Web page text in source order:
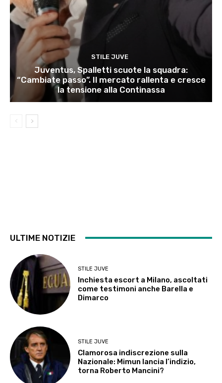
STILE JUVE
Juventus, Spalletti scuote la squadra:
“Cambiate passo”. Il mercato rallenta e cresce
la tensione alla Continassa
ULTIME NOTIZIE
STILE JUVE
Inchiesta escort a Milano, ascoltati
come testimoni anche Barella e
Dimarco
STILE JUVE
Clamorosa indiscrezione sulla
Nazionale: Mimun lancia l’indizio,
torna Roberto Mancini?